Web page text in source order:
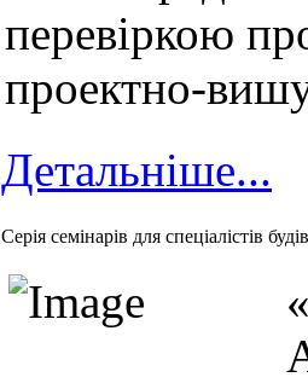
перевіркою
проектно-
Детальніше...
Cерія семінарів для спеціалістів